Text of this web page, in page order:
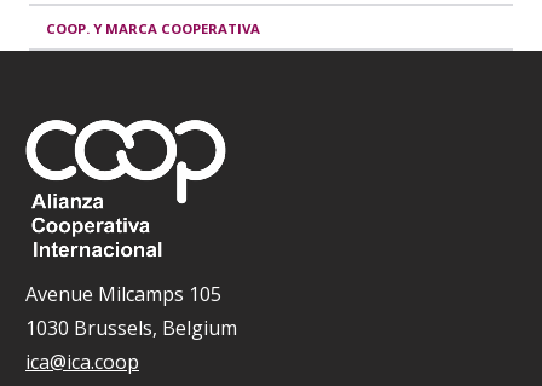
COOP. Y MARCA COOPERATIVA
Avenue Milcamps 105
1030 Brussels, Belgium
ica@ica.coop